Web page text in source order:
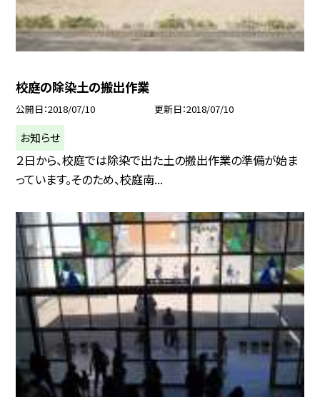
校庭の除染土の搬出作業
公開日 2018/07/10 更新日 2018/07/10
お知らせ
２日から、校庭では除染で出た土の搬出作業の準備が始ま
っています。そのため、校庭南...